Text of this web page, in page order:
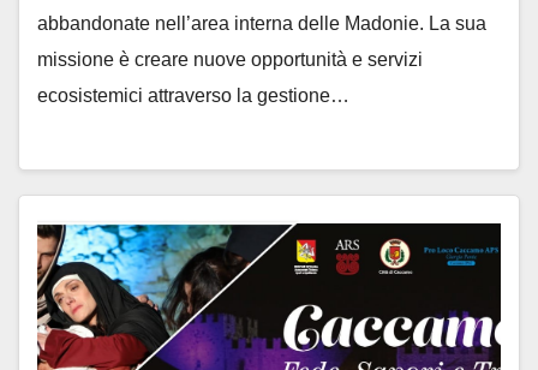
abbandonate nell’area interna delle Madonie. La sua
missione è creare nuove opportunità e servizi
ecosistemici attraverso la gestione…